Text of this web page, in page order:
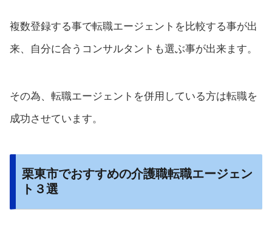
複数登録する事で転職エージェントを比較する事が出
来、自分に合うコンサルタントも選ぶ事が出来ます。
その為、転職エージェントを併用している方は転職を
成功させています。
栗東市でおすすめの介護職転職エージェン
ト３選